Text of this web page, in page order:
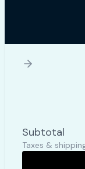
Subtotal
Taxes &